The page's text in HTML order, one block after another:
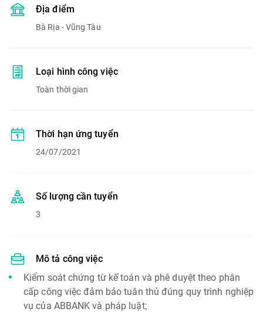
Địa điểm
Bà Rịa - Vũng Tàu
Loại hình công việc
Toàn thời gian
Thời hạn ứng tuyển
24/07/2021
Số lượng cần tuyển
3
Mô tả công việc
Kiểm soát chứng từ kế toán và phê duyệt theo phân
cấp công việc đảm bảo tuân thủ đúng quy trình nghiệp
vụ của ABBANK và pháp luật;